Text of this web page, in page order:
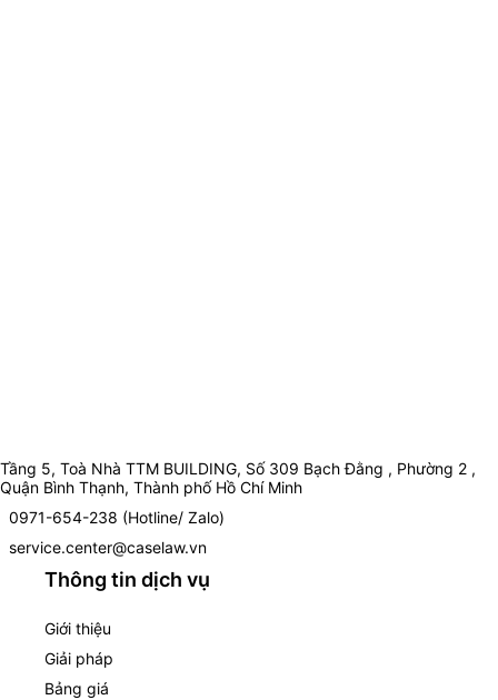
Tầng 5, Toà Nhà TTM BUILDING, Số 309 Bạch Đằng , Phường 2 ,
Quận Bình Thạnh, Thành phố Hồ Chí Minh
0971-654-238 (Hotline/ Zalo)
service.center@caselaw.vn
Thông tin dịch vụ
Giới thiệu
Giải pháp
Bảng giá